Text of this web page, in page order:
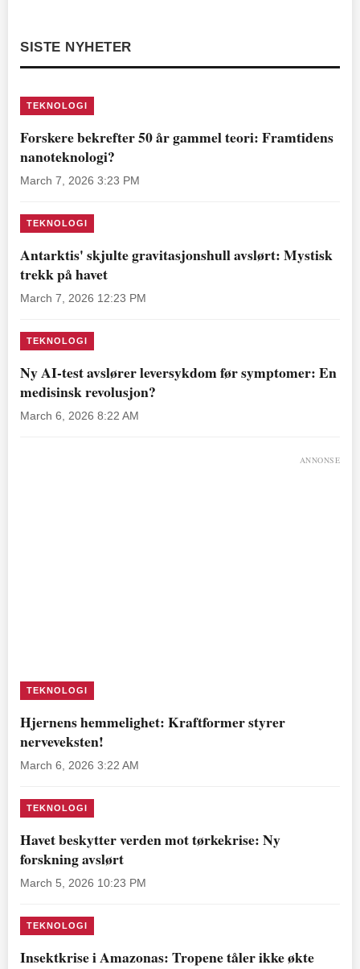
SISTE NYHETER
TEKNOLOGI
Forskere bekrefter 50 år gammel teori: Framtidens
nanoteknologi?
March 7, 2026 3:23 PM
TEKNOLOGI
Antarktis' skjulte gravitasjonshull avslørt: Mystisk
trekk på havet
March 7, 2026 12:23 PM
TEKNOLOGI
Ny AI-test avslører leversykdom før symptomer: En
medisinsk revolusjon?
March 6, 2026 8:22 AM
ANNONSE
TEKNOLOGI
Hjernens hemmelighet: Kraftformer styrer
nerveveksten!
March 6, 2026 3:22 AM
TEKNOLOGI
Havet beskytter verden mot tørkekrise: Ny
forskning avslørt
March 5, 2026 10:23 PM
TEKNOLOGI
Insektkrise i Amazonas: Tropene tåler ikke økte